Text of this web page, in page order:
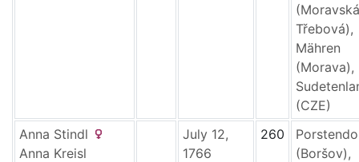
(Moravská
Třebová),
Mähren
(Morava),
(CZE)
Anna Stindl
Anna Kreisl
July 12,
1766
260
(Boršov),